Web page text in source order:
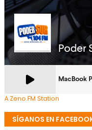
A Zeno.FM Station
SÍGANOS EN